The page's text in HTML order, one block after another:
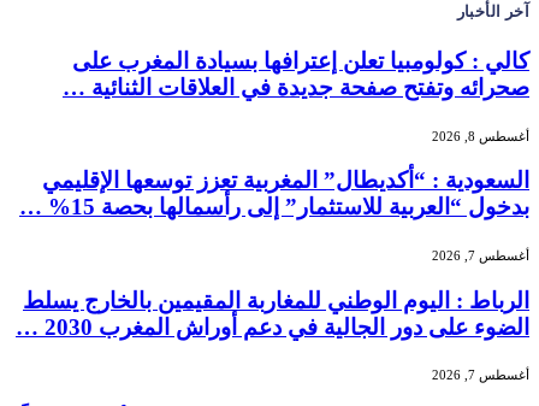
آخر الأخبار
كالي : كولومبيا تعلن إعترافها بسيادة المغرب على
صحرائه وتفتح صفحة جديدة في العلاقات الثنائية …
أغسطس 8, 2026
السعودية : “أكديطال” المغربية تعزز توسعها الإقليمي
بدخول “العربية للاستثمار” إلى رأسمالها بحصة 15% …
أغسطس 7, 2026
الرباط : اليوم الوطني للمغاربة المقيمين بالخارج يسلط
الضوء على دور الجالية في دعم أوراش المغرب 2030 …
أغسطس 7, 2026